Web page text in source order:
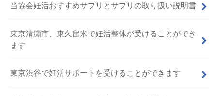
当協会妊活おすすめサプリとサプリの取り扱い説明書
東京清瀬市、東久留米で妊活整体が受けることができ
ます
東京渋谷で妊活サポートを受けることができます